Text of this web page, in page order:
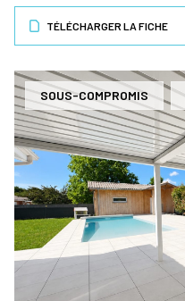
TÉLÉCHARGER LA FICHE
SOUS-COMPROMIS